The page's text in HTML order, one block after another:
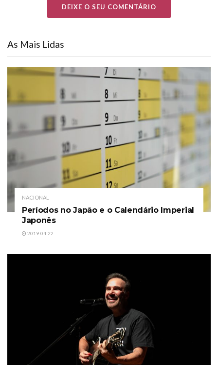
DEIXE O SEU COMENTÁRIO
As Mais Lidas
NACIONAL
Períodos no Japão e o Calendário Imperial
Japonês
2019-04-22